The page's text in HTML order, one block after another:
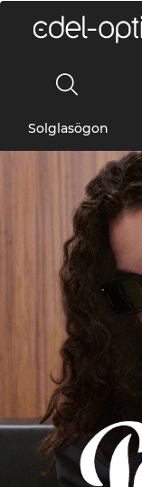
Solglasögon